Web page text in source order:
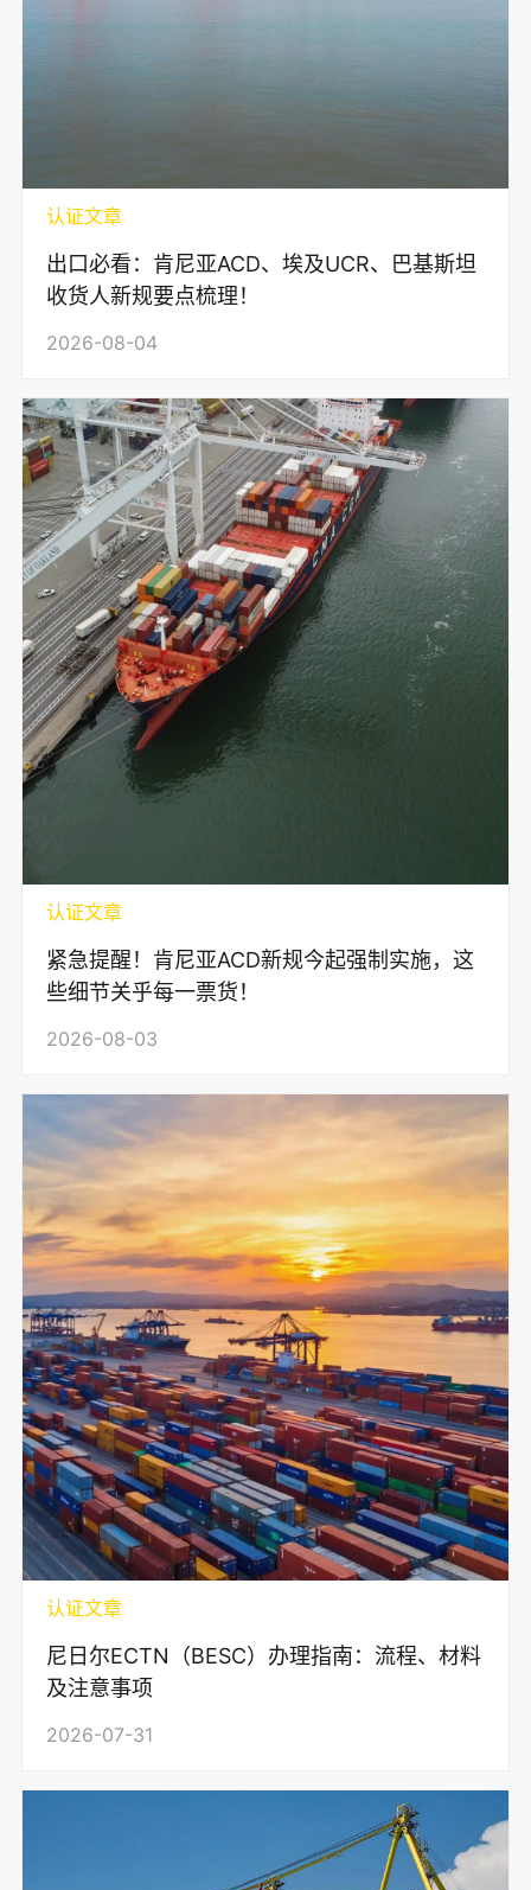
认证文章
出口必看：肯尼亚ACD、埃及UCR、巴基斯坦
收货人新规要点梳理！
2026-08-04
认证文章
紧急提醒！肯尼亚ACD新规今起强制实施，这
些细节关乎每一票货！
2026-08-03
认证文章
尼日尔ECTN（BESC）办理指南：流程、材料
及注意事项
2026-07-31